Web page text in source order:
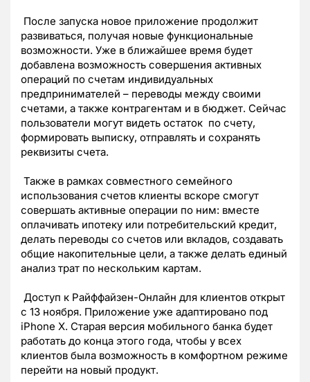
После запуска новое приложение продолжит
развиваться, получая новые функциональные
возможности. Уже в ближайшее время будет
добавлена возможность совершения активных
операций по счетам индивидуальных
предпринимателей – переводы между своими
счетами, а также контрагентам и в бюджет. Сейчас
пользователи могут видеть остаток по счету,
формировать выписку, отправлять и сохранять
реквизиты счета.
Также в рамках совместного семейного
использования счетов клиенты вскоре смогут
совершать активные операции по ним: вместе
оплачивать ипотеку или потребительский кредит,
делать переводы со счетов или вкладов, создавать
общие накопительные цели, а также делать единый
анализ трат по нескольким картам.
Доступ к Райффайзен-Онлайн для клиентов открыт
с 13 ноября. Приложение уже адаптировано под
iPhone X. Старая версия мобильного банка будет
работать до конца этого года, чтобы у всех
клиентов была возможность в комфортном режиме
перейти на новый продукт.